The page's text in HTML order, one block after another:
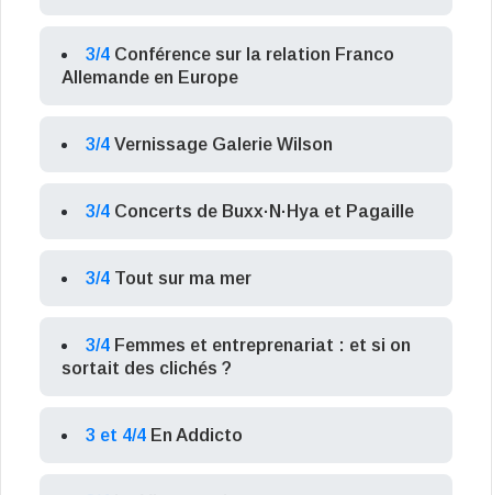
3/4 Conférence sur la relation Franco
Allemande en Europe
3/4 Vernissage Galerie Wilson
3/4 Concerts de Buxx·N·Hya et Pagaille
3/4 Tout sur ma mer
3/4 Femmes et entreprenariat : et si on
sortait des clichés ?
3 et 4/4 En Addicto